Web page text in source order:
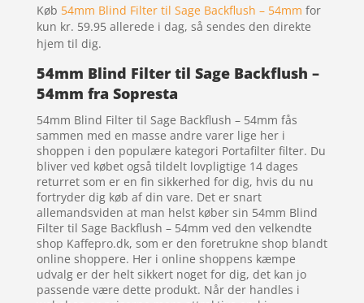
Køb 54mm Blind Filter til Sage Backflush – 54mm for
kun kr. 59.95 allerede i dag, så sendes den direkte
hjem til dig.
54mm Blind Filter til Sage Backflush –
54mm fra Sopresta
54mm Blind Filter til Sage Backflush – 54mm fås
sammen med en masse andre varer lige her i
shoppen i den populære kategori Portafilter filter. Du
bliver ved købet også tildelt lovpligtige 14 dages
returret som er en fin sikkerhed for dig, hvis du nu
fortryder dig køb af din vare. Det er snart
allemandsviden at man helst køber sin 54mm Blind
Filter til Sage Backflush – 54mm ved den velkendte
shop Kaffepro.dk, som er den foretrukne shop blandt
online shoppere. Her i online shoppens kæmpe
udvalg er der helt sikkert noget for dig, det kan jo
passende være dette produkt. Når der handles i